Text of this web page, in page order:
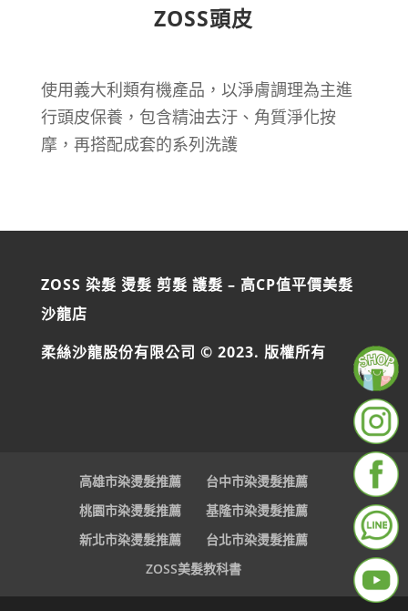
ZOSS頭皮
使用義大利類有機產品， 以淨膚調理為主進
行頭皮保養，包含精油去汙、角質淨化按
摩，再搭配成套的系列洗護
ZOSS 染髮 燙髮 剪髮 護髮 – 高CP值平價美髮
沙龍店
柔絲沙龍股份有限公司 © 2023. 版權所有
高雄市染燙髮推薦
台中市染燙髮推薦
桃園市染燙髮推薦
基隆市染燙髮推薦
新北市染燙髮推薦
台北市染燙髮推薦
ZOSS美髮教科書